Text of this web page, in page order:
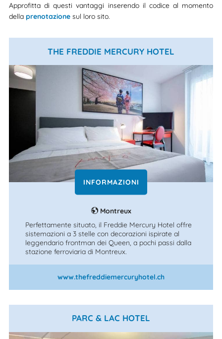
Approfitta di questi vantaggi inserendo il codice al momento
della prenotazionesul loro sito.
THE FREDDIE MERCURY HOTEL
INFORMAZIONI
Montreux
Perfettamente situato, il Freddie Mercury Hotel offre
sistemazioni a 3 stelle con decorazioni ispirate al
leggendario frontman dei Queen, a pochi passi dalla
stazione ferroviaria di Montreux.
www.thefreddiemercuryhotel.ch
PARC & LAC HOTEL